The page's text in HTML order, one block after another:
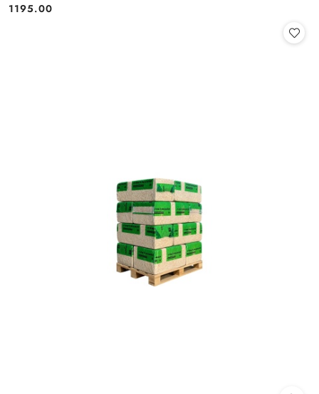
Cena:
1195.00